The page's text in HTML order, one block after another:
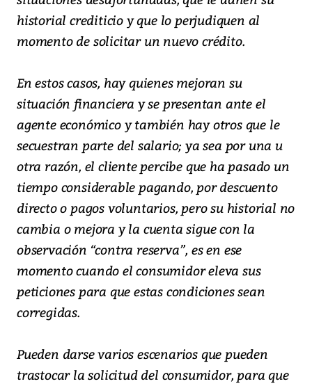
historial crediticio y que lo perjudiquen al
momento de solicitar un nuevo crédito.
En estos casos, hay quienes mejoran su
situación financiera y se presentan ante el
agente económico y también hay otros que le
secuestran parte del salario; ya sea por una u
otra razón, el cliente percibe que ha pasado un
tiempo considerable pagando, por descuento
directo o pagos voluntarios, pero su historial no
cambia o mejora y la cuenta sigue con la
observación “contra reserva”, es en ese
momento cuando el consumidor eleva sus
peticiones para que estas condiciones sean
corregidas.
Pueden darse varios escenarios que pueden
trastocar la solicitud del consumidor, para que